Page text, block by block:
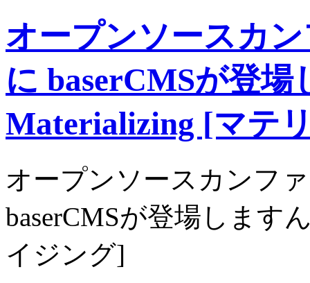
オープンソースカ
に baserCMSが登場
Materializing [マテ
オープンソースカンフ
baserCMSが登場します
イジング]